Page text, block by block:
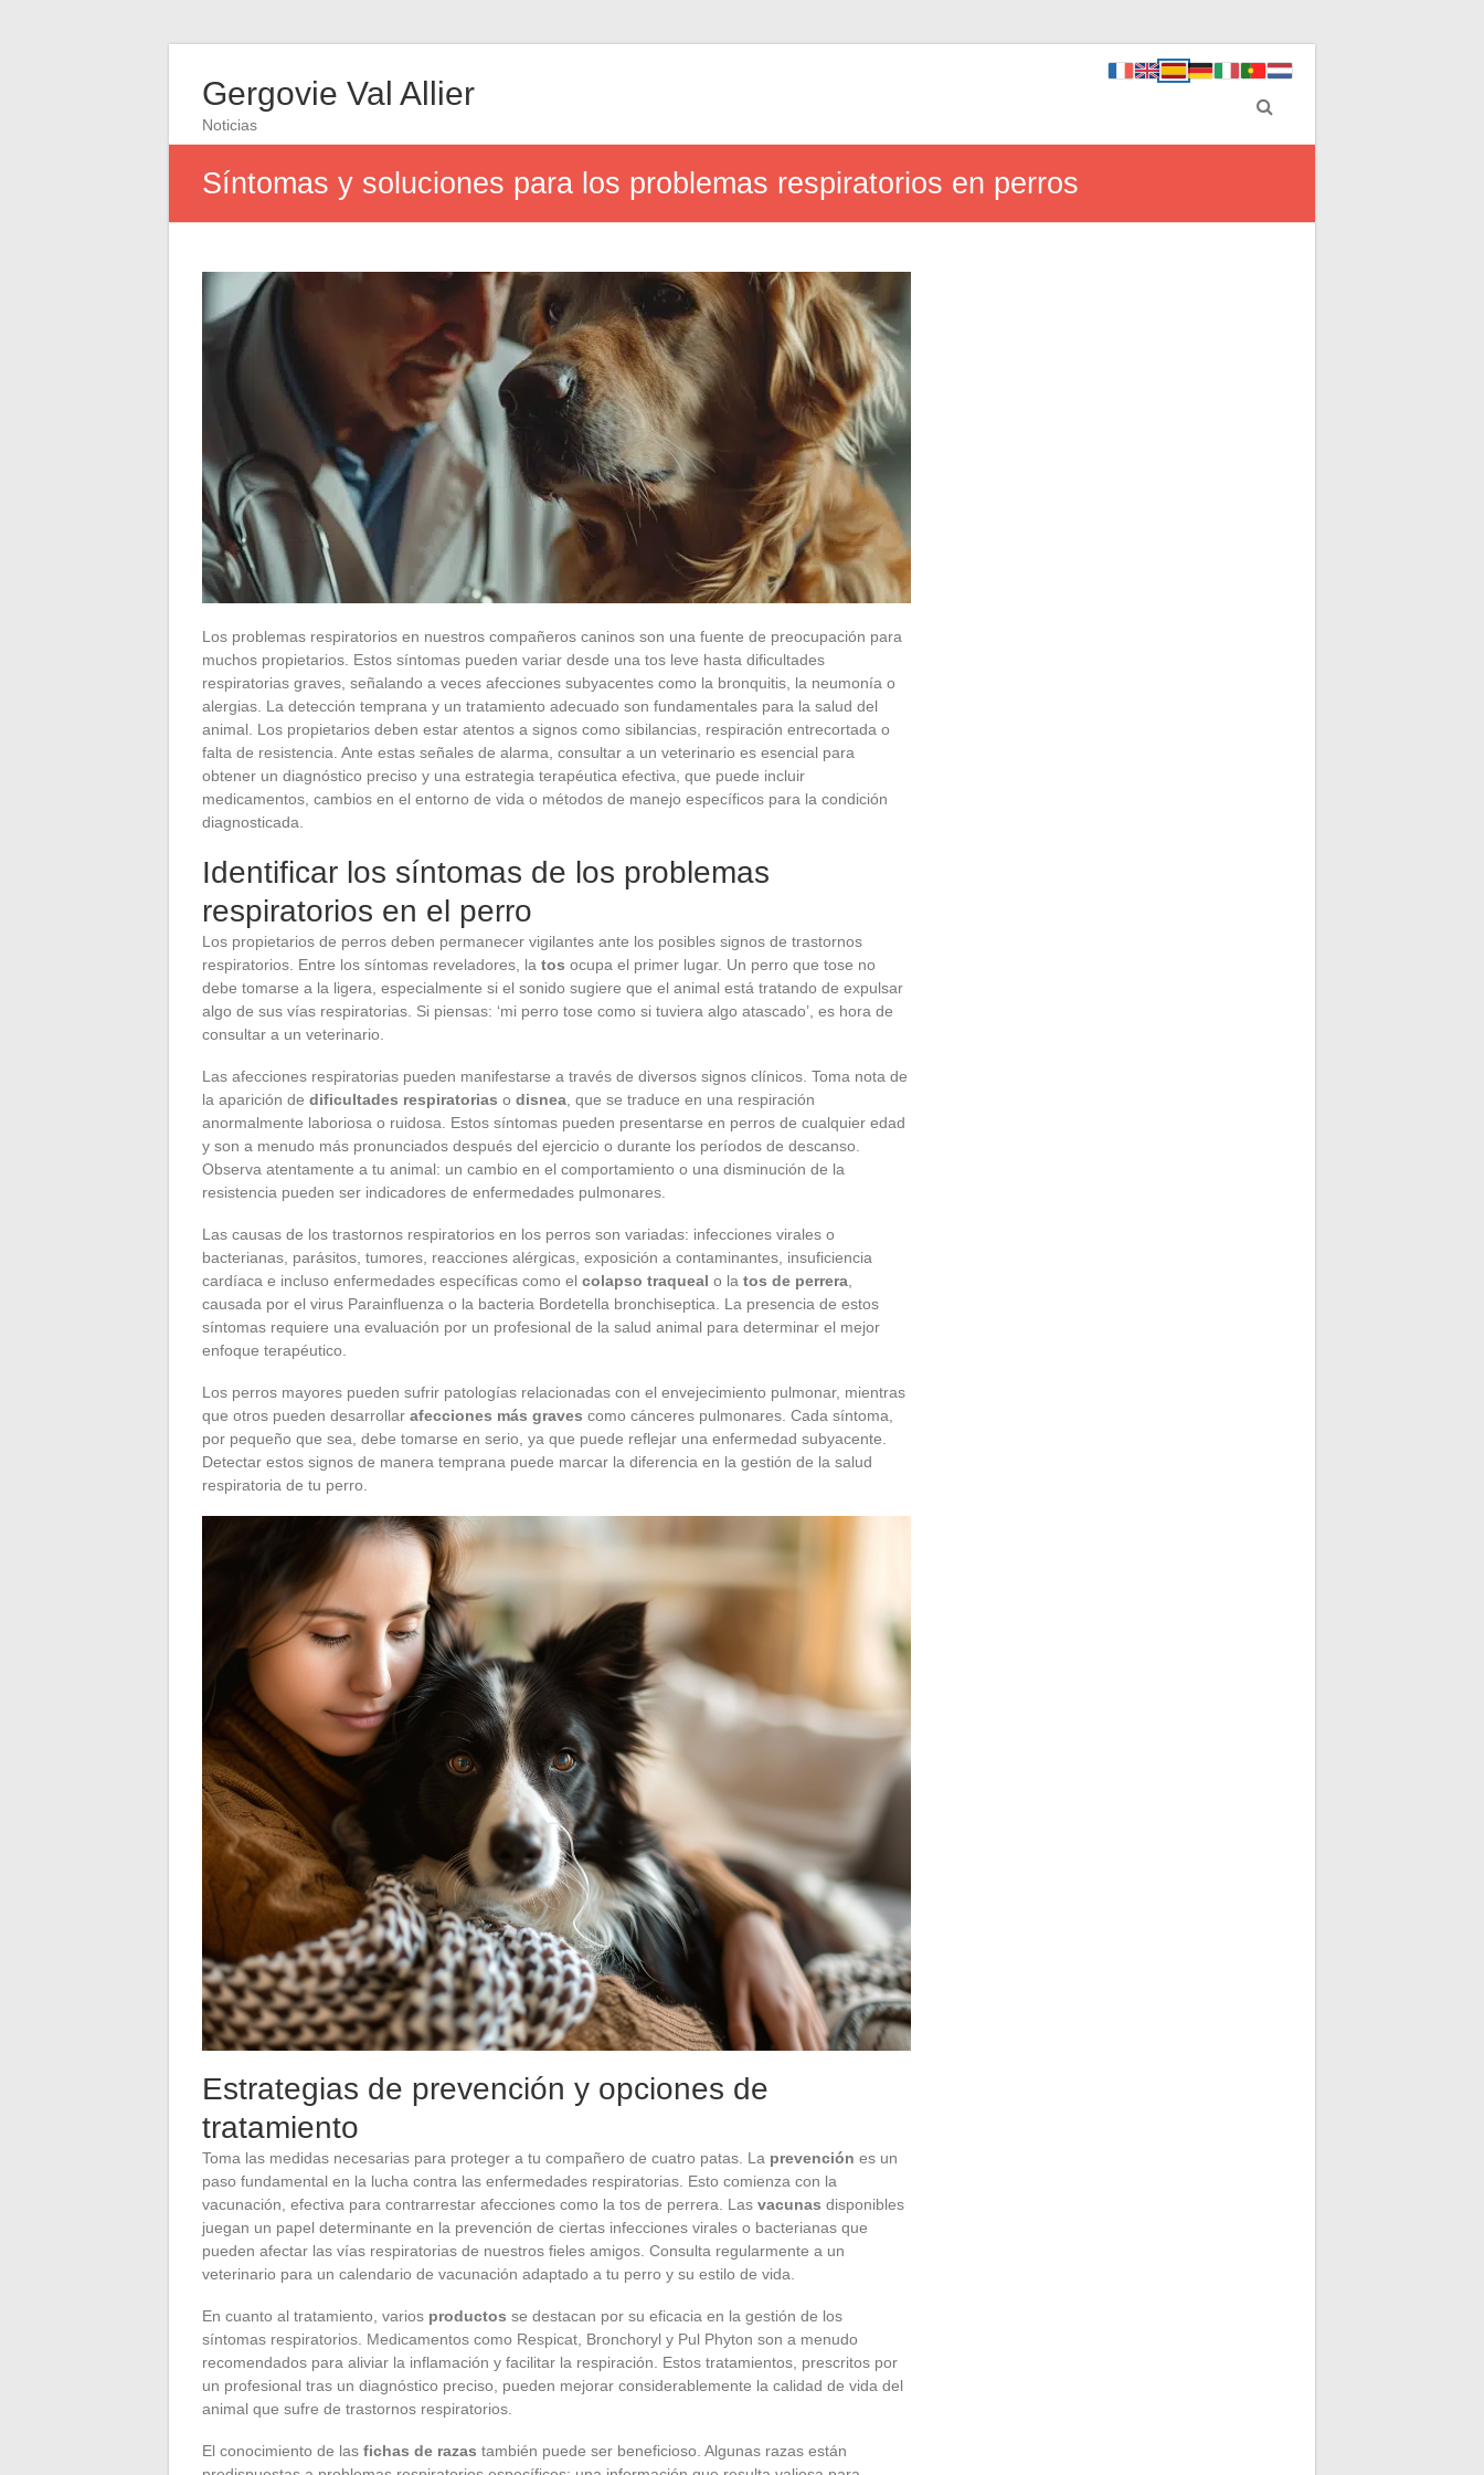
Gergovie Val Allier
Noticias
Síntomas y soluciones para los problemas respiratorios en perros
Los problemas respiratorios en nuestros compañeros caninos son una fuente de preocupación para
muchos propietarios. Estos síntomas pueden variar desde una tos leve hasta dificultades
respiratorias graves, señalando a veces afecciones subyacentes como la bronquitis, la neumonía o
alergias. La detección temprana y un tratamiento adecuado son fundamentales para la salud del
animal. Los propietarios deben estar atentos a signos como sibilancias, respiración entrecortada o
falta de resistencia. Ante estas señales de alarma, consultar a un veterinario es esencial para
obtener un diagnóstico preciso y una estrategia terapéutica efectiva, que puede incluir
medicamentos, cambios en el entorno de vida o métodos de manejo específicos para la condición
diagnosticada.
Identificar los síntomas de los problemas
respiratorios en el perro
Los propietarios de perros deben permanecer vigilantes ante los posibles signos de trastornos
respiratorios. Entre los síntomas reveladores, la tos ocupa el primer lugar. Un perro que tose no
debe tomarse a la ligera, especialmente si el sonido sugiere que el animal está tratando de expulsar
algo de sus vías respiratorias. Si piensas: ‘mi perro tose como si tuviera algo atascado’, es hora de
consultar a un veterinario.
Las afecciones respiratorias pueden manifestarse a través de diversos signos clínicos. Toma nota de
la aparición de dificultades respiratorias o disnea , que se traduce en una respiración
anormalmente laboriosa o ruidosa. Estos síntomas pueden presentarse en perros de cualquier edad
y son a menudo más pronunciados después del ejercicio o durante los períodos de descanso.
Observa atentamente a tu animal: un cambio en el comportamiento o una disminución de la
resistencia pueden ser indicadores de enfermedades pulmonares.
Las causas de los trastornos respiratorios en los perros son variadas: infecciones virales o
bacterianas, parásitos, tumores, reacciones alérgicas, exposición a contaminantes, insuficiencia
cardíaca e incluso enfermedades específicas como el colapso traqueal o la tos de perrera
causada por el virus Parainfluenza o la bacteria Bordetella bronchiseptica. La presencia de estos
síntomas requiere una evaluación por un profesional de la salud animal para determinar el mejor
enfoque terapéutico.
Los perros mayores pueden sufrir patologías relacionadas con el envejecimiento pulmonar, mientras
que otros pueden desarrollar afecciones más graves como cánceres pulmonares. Cada síntoma,
por pequeño que sea, debe tomarse en serio, ya que puede reflejar una enfermedad subyacente.
Detectar estos signos de manera temprana puede marcar la diferencia en la gestión de la salud
respiratoria de tu perro.
Estrategias de prevención y opciones de
tratamiento
Toma las medidas necesarias para proteger a tu compañero de cuatro patas. La prevención es un
paso fundamental en la lucha contra las enfermedades respiratorias. Esto comienza con la
vacunación, efectiva para contrarrestar afecciones como la tos de perrera. Las vacunas disponibles
juegan un papel determinante en la prevención de ciertas infecciones virales o bacterianas que
pueden afectar las vías respiratorias de nuestros fieles amigos. Consulta regularmente a un
veterinario para un calendario de vacunación adaptado a tu perro y su estilo de vida.
En cuanto al tratamiento, varios productos se destacan por su eficacia en la gestión de los
síntomas respiratorios. Medicamentos como Respicat, Bronchoryl y Pul Phyton son a menudo
recomendados para aliviar la inflamación y facilitar la respiración. Estos tratamientos, prescritos por
un profesional tras un diagnóstico preciso, pueden mejorar considerablemente la calidad de vida del
animal que sufre de trastornos respiratorios.
El conocimiento de las fichas de razas también puede ser beneficioso. Algunas razas están